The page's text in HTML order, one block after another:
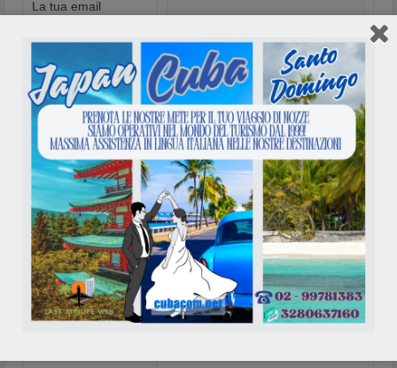
La tua email
Oggetto
Il tuo messaggio